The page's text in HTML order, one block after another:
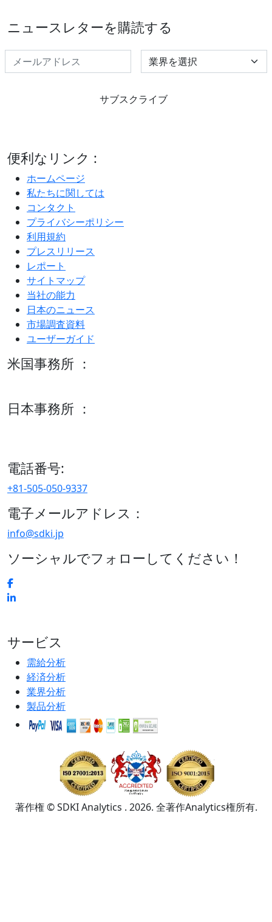
ニュースレターを購読する
Select Industry
サブスクライブ
便利なリンク :
ホームページ
私たちに関しては
コンタクト
プライバシーポリシー
利用規約
プレスリリース
レポート
サイトマップ
当社の能力
日本のニュース
市場調査資料
ユーザーガイド
米国事務所 ：
日本事務所 ：
電話番号:
+81-505-050-9337
電子メールアドレス：
info@sdki.jp
ソーシャルでフォローしてください！
サービス
需給分析
経済分析
業界分析
製品分析
著作権 © SDKI Analytics . 2026. 全著作Analytics権所有.